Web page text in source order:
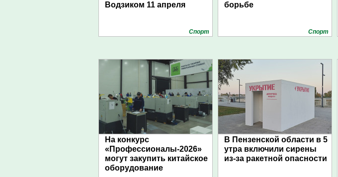
Водзиком 11 апреля
Спорт
борьбе
Спорт
На конкурс
«Профессионалы-2026»
могут закупить китайское
оборудование
В Пензенской области в 5
утра включили сирены
из-за ракетной опасности